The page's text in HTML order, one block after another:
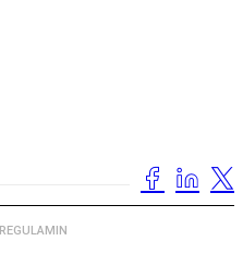
REGULAMIN